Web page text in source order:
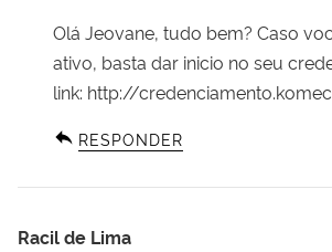
Olá Jeovane, tudo bem? Caso
ativo, basta dar inicio no seu
link: http://
RESPONDER
Racil de Lima